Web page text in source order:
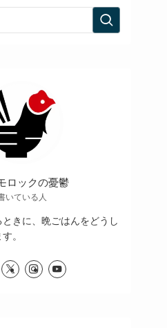
ロックの憂鬱
いている人
きに、晩ごはんをどうし
。